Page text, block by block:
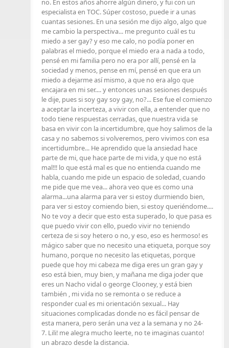
no. En estos años ahorre algún dinero, y fui con un
especialista en TOC. Súper costoso, puede ir a unas
cuantas sesiones. En una sesión me dijo algo, algo que
me cambio la perspectiva... me pregunto cuál es tu
miedo a ser gay? y eso me calo, no podía poner en
palabras el miedo, porque el miedo era a nada a todo,
pensé en mi familia pero no era por allí, pensé en la
sociedad y menos, pense en mí, pensé en que era un
miedo a dejarme así mismo, a que no era algo que
encajara en mi ser.... y entonces unas sesiones después
le dije, pues si soy gay soy gay, no?... Ese fue el comienzo
a aceptar la incerteza, a vivir con ella, a entender que no
todo tiene respuestas cerradas, que nuestra vida se
basa en vivir con la incertidumbre, que hoy salimos de la
casa y no sabemos si volveremos, pero vivimos con esa
incertidumbre... He aprendido que la ansiedad hace
parte de mi, que hace parte de mi vida, y que no está
mal!!! lo que está mal es que no entienda cuando me
habla, cuando me pide un espacio de soledad, cuando
me pide que me vea... ahora veo que es como una
alarma...una alarma para ver si estoy durmiendo bien,
para ver si estoy comiendo bien, si estoy queriéndome....
No te voy a decir que esto esta superado, lo que pasa es
que puedo vivir con ello, puedo vivir no teniendo
certeza de si soy hetero o no, y eso, eso es hermoso! es
mágico saber que no necesito una etiqueta, porque soy
humano, porque no necesito las etiquetas, porque
puede que hoy mi cabeza me diga eres un gran gay y
eso está bien, muy bien, y mañana me diga joder que
eres un Nacho vidal o george Clooney, y está bien
también , mi vida no se remonta o se reduce a
responder cual es mi orientación sexual... Hay
situaciones complicadas donde no es fácil pensar de
esta manera, pero serán una vez a la semana y no 24-
7. Lili! me alegra mucho leerte, no te imaginas cuanto!
un abrazo desde la distancia.